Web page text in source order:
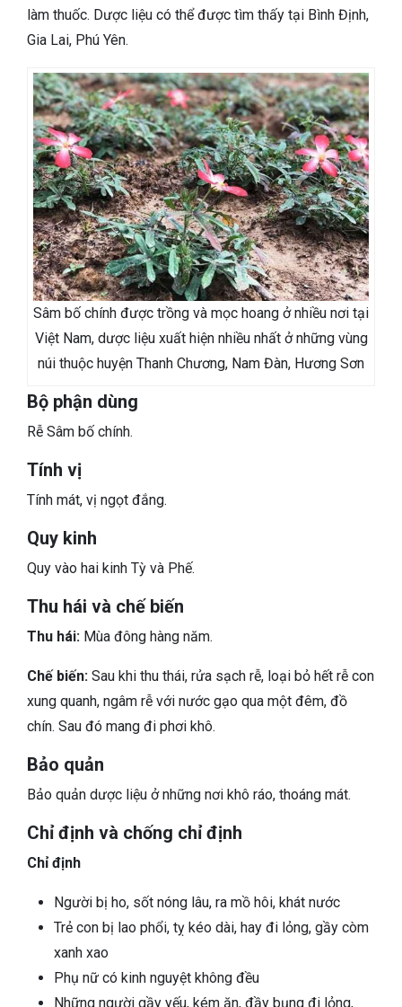
làm thuốc. Dược liệu có thể được tìm thấy tại Bình Định,
Gia Lai, Phú Yên.
Sâm bố chính được trồng và mọc hoang ở nhiều nơi tại
Việt Nam, dược liệu xuất hiện nhiều nhất ở những vùng
núi thuộc huyện Thanh Chương, Nam Đàn, Hương Sơn
Bộ phận dùng
Rễ Sâm bố chính.
Tính vị
Tính mát, vị ngọt đắng.
Quy kinh
Quy vào hai kinh Tỳ và Phế.
Thu hái và chế biến
Thu hái: Mùa đông hàng năm.
Chế biến: Sau khi thu thái, rửa sạch rễ, loại bỏ hết rễ con
xung quanh, ngâm rễ với nước gạo qua một đêm, đồ
chín. Sau đó mang đi phơi khô.
Bảo quản
Bảo quản dược liệu ở những nơi khô ráo, thoáng mát.
Chỉ định và chống chỉ định
Chỉ định
Người bị ho, sốt nóng lâu, ra mồ hôi, khát nước
Trẻ con bị lao phổi, tỵ kéo dài, hay đi lỏng, gầy còm
xanh xao
Phụ nữ có kinh nguyệt không đều
Những người gầy yếu, kém ăn, đầy bụng đi lỏng,